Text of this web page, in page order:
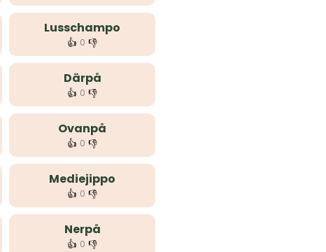
Lusschampo
👍 0 👎
Därpå
👍 0 👎
Ovanpå
👍 0 👎
Mediejippo
👍 0 👎
Nerpå
👍 0 👎